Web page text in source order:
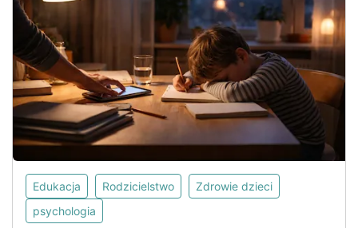
Edukacja Rodzicielstwo
Zdrowie dzieci
psychologia